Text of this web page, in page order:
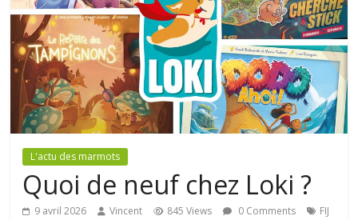
L'actu des marmots
Quoi de neuf chez Loki ?
9 avril 2026 Vincent 845 Views 0 Comments
FIJ